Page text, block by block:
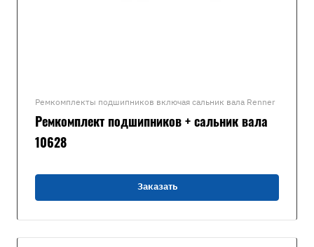
Ремкомплекты подшипников включая сальник вала Renner
Ремкомплект подшипников + сальник вала
10628
Заказать